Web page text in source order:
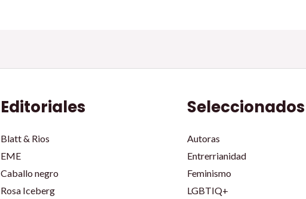
Editoriales
Blatt & Rios
EME
Caballo negro
Rosa Iceberg
Seleccionados
Autoras
Entrerrianidad
Feminismo
LGBTIQ+